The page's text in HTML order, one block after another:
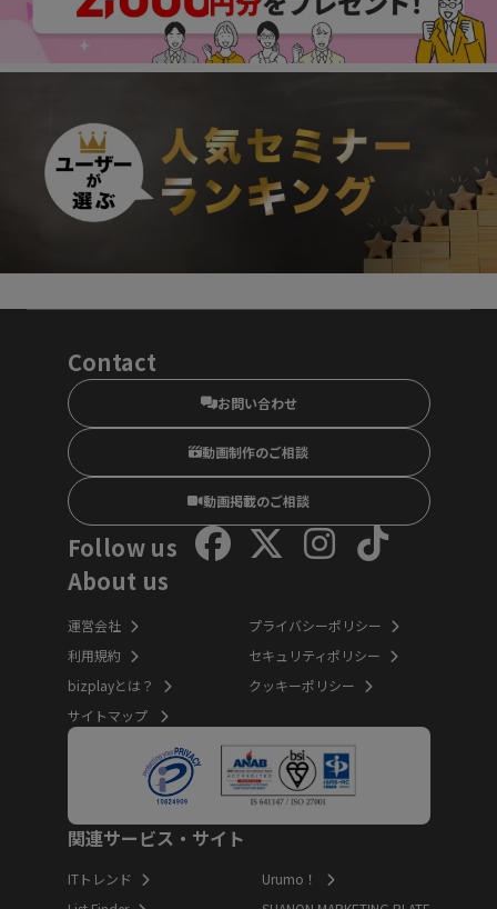
Contact
お問い合わせ
動画制作のご相談
動画掲載のご相談
Follow us
About us
運営会社
利用規約
bizplayとは？
サイトマップ
プライバシーポリシー
セキュリティポリシー
クッキーポリシー
関連サービス・サイト
ITトレンド
Urumo！